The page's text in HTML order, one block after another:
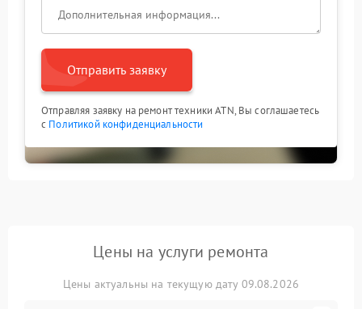
Отправить заявку
Отправляя заявку на ремонт техники ATN, Вы соглашаетесь
с Политикой конфиденциальности
Цены на услуги ремонта
Цены актуальны на текущую дату 09.08.2026